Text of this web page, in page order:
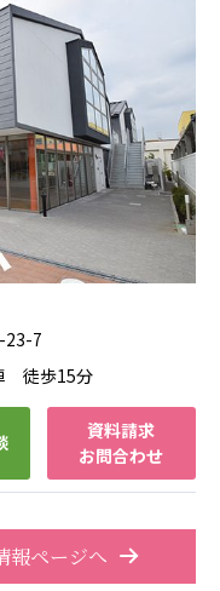
23-7
徒歩15分
資料請求
お問合わせ
報ページへ